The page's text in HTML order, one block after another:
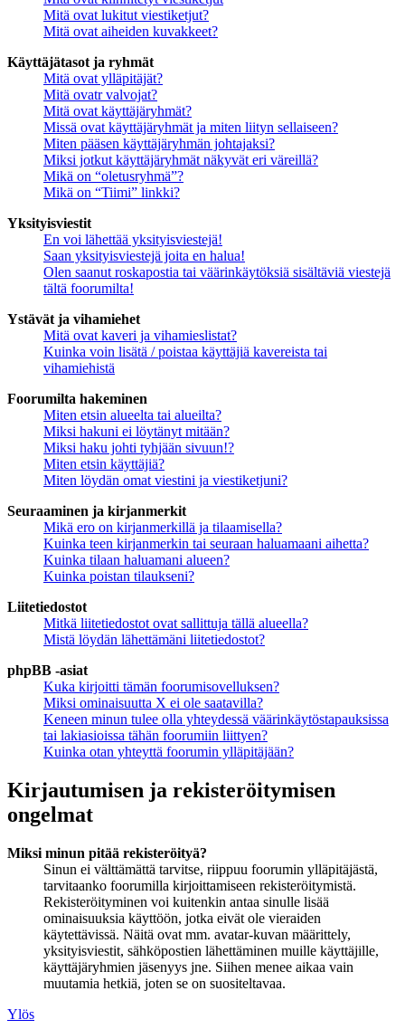
Mitä ovat lukitut viestiketjut?
Mitä ovat aiheiden kuvakkeet?
Käyttäjätasot ja ryhmät
Mitä ovat ylläpitäjät?
Mitä ovatr valvojat?
Mitä ovat käyttäjäryhmät?
Missä ovat käyttäjäryhmät ja miten liityn sellaiseen?
Miten pääsen käyttäjäryhmän johtajaksi?
Miksi jotkut käyttäjäryhmät näkyvät eri väreillä?
Mikä on “oletusryhmä”?
Mikä on “Tiimi” linkki?
Yksityisviestit
En voi lähettää yksityisviestejä!
Saan yksityisviestejä joita en halua!
Olen saanut roskapostia tai väärinkäytöksiä sisältäviä viestejä
tältä foorumilta!
Ystävät ja vihamiehet
Mitä ovat kaveri ja vihamieslistat?
Kuinka voin lisätä / poistaa käyttäjiä kavereista tai
vihamiehistä
Foorumilta hakeminen
Miten etsin alueelta tai alueilta?
Miksi hakuni ei löytänyt mitään?
Miksi haku johti tyhjään sivuun!?
Miten etsin käyttäjiä?
Miten löydän omat viestini ja viestiketjuni?
Seuraaminen ja kirjanmerkit
Mikä ero on kirjanmerkillä ja tilaamisella?
Kuinka teen kirjanmerkin tai seuraan haluamaani aihetta?
Kuinka tilaan haluamani alueen?
Kuinka poistan tilaukseni?
Liitetiedostot
Mitkä liitetiedostot ovat sallittuja tällä alueella?
Mistä löydän lähettämäni liitetiedostot?
phpBB -asiat
Kuka kirjoitti tämän foorumisovelluksen?
Miksi ominaisuutta X ei ole saatavilla?
Keneen minun tulee olla yhteydessä väärinkäytöstapauksissa
tai lakiasioissa tähän foorumiin liittyen?
Kuinka otan yhteyttä foorumin ylläpitäjään?
Kirjautumisen ja rekisteröitymisen
ongelmat
Miksi minun pitää rekisteröityä?
Sinun ei välttämättä tarvitse, riippuu foorumin ylläpitäjästä,
tarvitaanko foorumilla kirjoittamiseen rekisteröitymistä.
Rekisteröityminen voi kuitenkin antaa sinulle lisää
ominaisuuksia käyttöön, jotka eivät ole vieraiden
käytettävissä. Näitä ovat mm. avatar-kuvan määrittely,
yksityisviestit, sähköpostien lähettäminen muille käyttäjille,
käyttäjäryhmien jäsenyys jne. Siihen menee aikaa vain
muutamia hetkiä, joten se on suositeltavaa.
Ylös